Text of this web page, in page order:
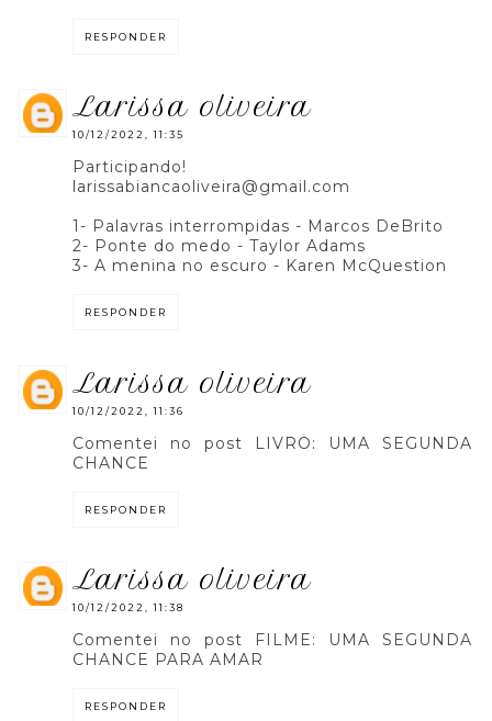
RESPONDER
larissa oliveira
10/12/2022, 11:35
Participando!
larissabiancaoliveira@gmail.com
1- Palavras interrompidas - Marcos DeBrito
2- Ponte do medo - Taylor Adams
3- A menina no escuro - Karen McQuestion
RESPONDER
larissa oliveira
10/12/2022, 11:36
Comentei no post LIVRO: UMA SEGUNDA
CHANCE
RESPONDER
larissa oliveira
10/12/2022, 11:38
Comentei no post FILME: UMA SEGUNDA
CHANCE PARA AMAR
RESPONDER